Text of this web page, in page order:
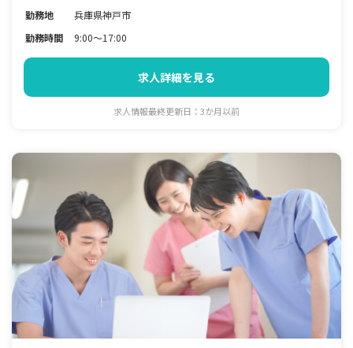
勤務地
兵庫県神戸市
勤務時間
9:00〜17:00
求人詳細を見る
求人情報最終更新日：3か月以前